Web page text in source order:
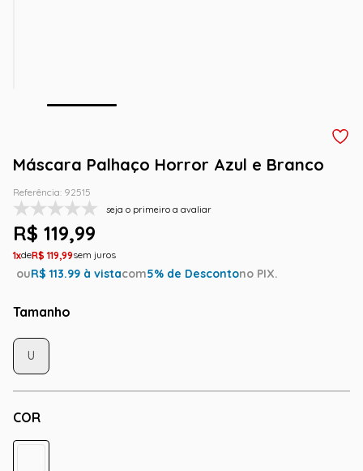
Máscara Palhaço Horror Azul e Branco
Referência: 92515
seja o primeiro a avaliar
R$ 119,99
1 R$ 119,99
ouR$ 113.99 à vistacom5% de Descontono PIX.
Tamanho
COR
U